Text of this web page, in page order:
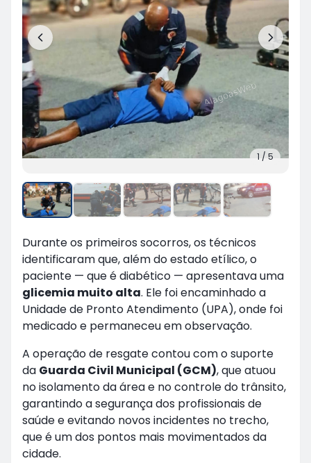
1 / 5
Durante os primeiros socorros, os técnicos
identificaram que, além do estado etílico, o
paciente — que é diabético — apresentava uma
glicemia muito alta. Ele foi encaminhado a
Unidade de Pronto Atendimento (UPA), onde foi
medicado e permaneceu em observação.
A operação de resgate contou com o suporte
da Guarda Civil Municipal (GCM), que atuou
no isolamento da área e no controle do trânsito,
garantindo a segurança dos profissionais de
saúde e evitando novos incidentes no trecho,
que é um dos pontos mais movimentados da
cidade.